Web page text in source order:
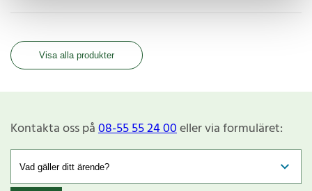
Visa alla produkter
Kontakta oss på08-55 55 24 00eller via formuläret: